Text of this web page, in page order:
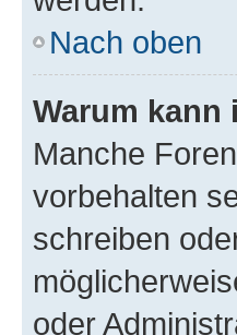
Nach oben
Warum
Manche
vorbehalten
schreiben
oder